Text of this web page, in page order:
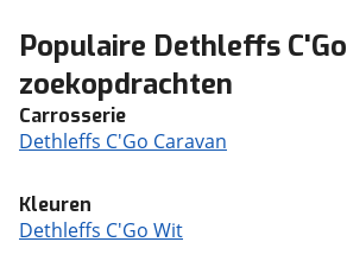
Populaire Dethleffs C'Go
zoekopdrachten
Carrosserie
Dethleffs C'Go Caravan
Kleuren
Dethleffs C'Go Wit